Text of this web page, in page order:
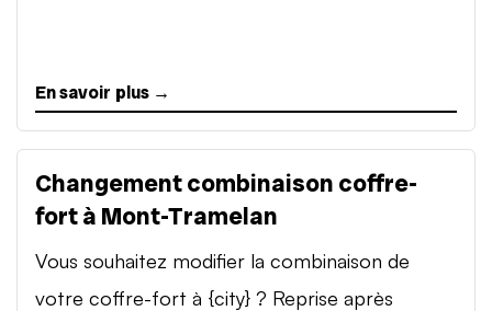
En savoir plus →
Changement combinaison coffre-
fort à Mont-Tramelan
Vous souhaitez modifier la combinaison de
votre coffre-fort à {city} ? Reprise après